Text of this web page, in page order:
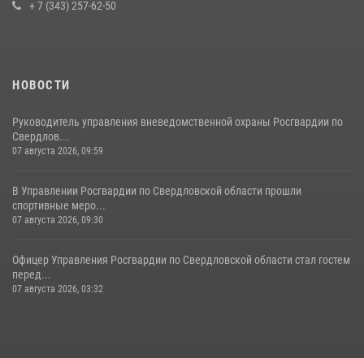
+ 7 (343) 257-62-50
НОВОСТИ
Руководитель управления вневедомственной охраны Росгвардии по
Свердлов...
07 августа 2026, 09:59
В Управлении Росгвардии по Свердловской области прошли
спортивные меро...
07 августа 2026, 09:30
Офицер Управления Росгвардии по Свердловской области стал гостем
перед...
07 августа 2026, 03:32